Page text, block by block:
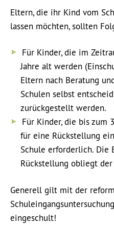
Eltern, die ihr Kind vom
lassen möchten, sollten
Für Kinder, die im
Jahre alt werden
Eltern nach Beratung
Schulen selbst
zurückgestellt werden.
Für Kinder, die bis zum
für eine Rückstellung
Schule erforderlich. Die
Rückstellung obliegt der
Generell gilt mit der
eingeschult!